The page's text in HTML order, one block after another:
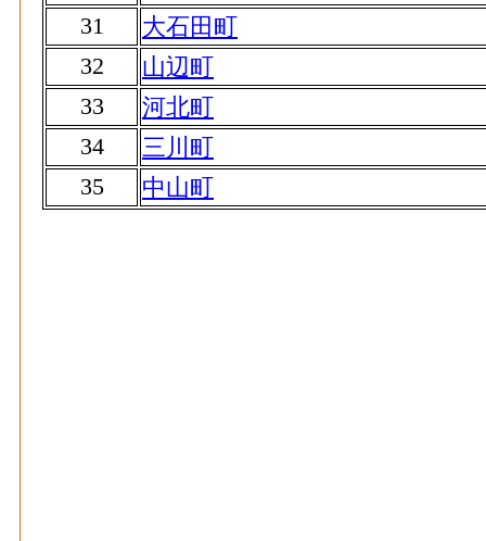
31
大石田町
32
山辺町
33
河北町
34
三川町
35
中山町